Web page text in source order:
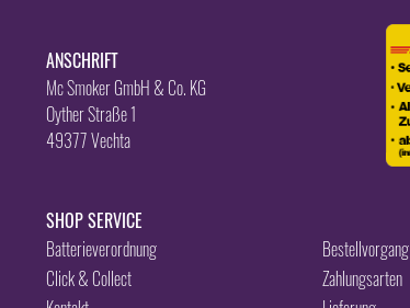
ANSCHRIFT
Mc Smoker GmbH & Co. KG
Oyther Straße 1
49377 Vechta
SHOP SERVICE
Batterieverordnung
Bestellvorgang
Click & Collect
Zahlungsarten